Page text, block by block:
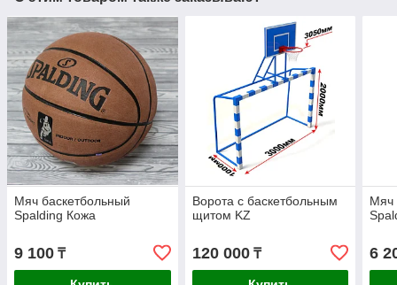
Мяч баскетбольный
Spalding Кожа
9 100 ₸
Ворота с баскетбольным
щитом KZ
120 000₸
Мяч
6